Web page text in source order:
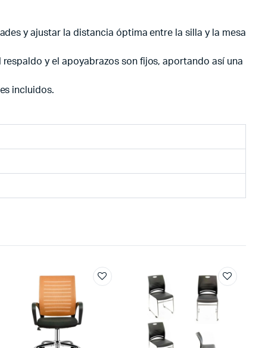
y ajustar la distancia óptima entre la silla y la mesa
y el apoyabrazos son fijos, aportando así una
incluidos.